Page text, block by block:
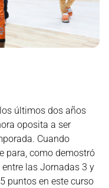
últimos dos años
oposita a ser
Cuando
para, como demostró
las Jornadas 3 y
puntos en este curso